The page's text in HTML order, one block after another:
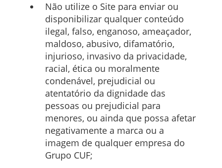
Não utilize o Site para enviar ou
disponibilizar qualquer conteúdo
ilegal, falso, enganoso, ameaçador,
maldoso, abusivo, difamatório,
injurioso, invasivo da privacidade,
racial, ética ou moralmente
condenável, prejudicial ou
atentatório da dignidade das
pessoas ou prejudicial para
menores, ou ainda que possa afetar
negativamente a marca ou a
imagem de qualquer empresa do
Grupo CUF;